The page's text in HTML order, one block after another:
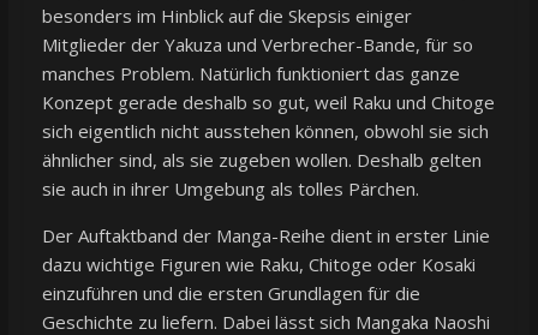
besonders im Hinblick auf die Skepsis einiger
Mitglieder der Yakuza und Verbrecher-Bande, für so
manches Problem. Natürlich funktioniert das ganze
Konzept gerade deshalb so gut, weil Raku und Chitoge
sich eigentlich nicht ausstehen können, obwohl sie sich
ähnlicher sind, als sie zugeben wollen. Deshalb gelten
sie auch in ihrer Umgebung als tolles Pärchen.
Der Auftaktband der Manga-Reihe dient in erster Linie
dazu wichtige Figuren wie Raku, Chitoge oder Kosaki
einzuführen und die ersten Grundlagen für die
Geschichte zu liefern. Dabei lässt sich Mangaka Naoshi